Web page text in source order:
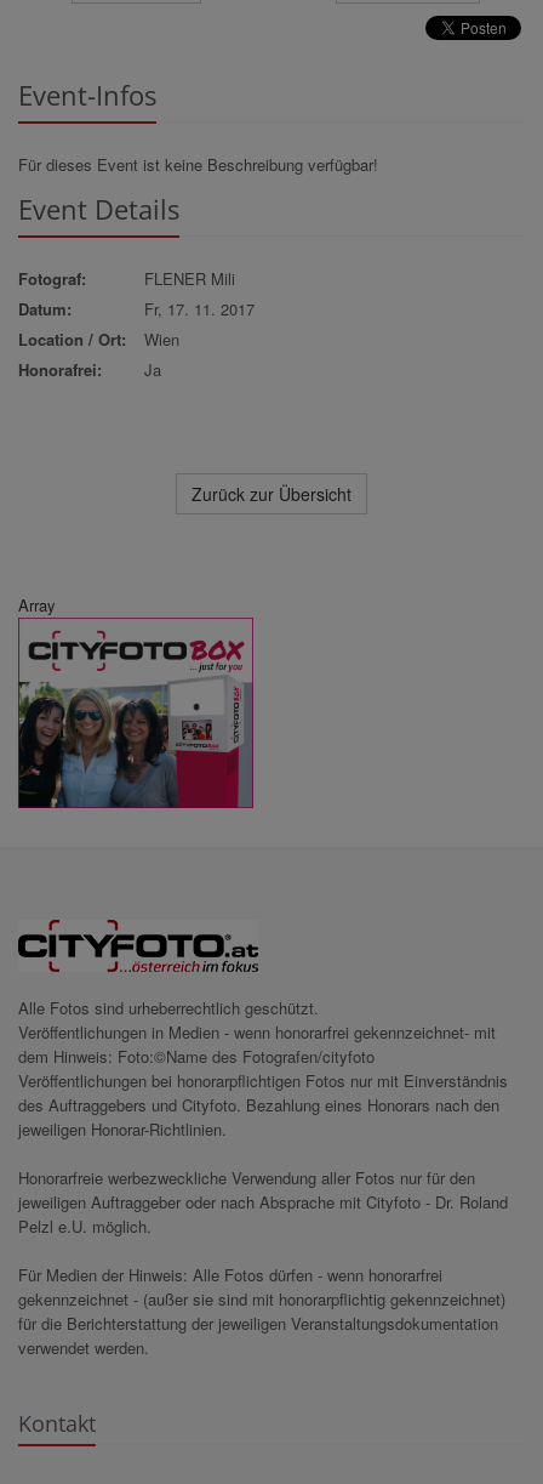
Event-Infos
Für dieses Event ist keine Beschreibung verfügbar!
Event Details
Fotograf:
FLENER Mili
Datum:
Fr, 17. 11. 2017
Location / Ort:
Wien
Honorafrei:
Ja
Zurück zur Übersicht
Array
Alle Fotos sind urheberrechtlich geschützt.
Veröffentlichungen in Medien - wenn honorarfrei gekennzeichnet- mit
dem Hinweis: Foto:©Name des Fotografen/cityfoto
Veröffentlichungen bei honorarpflichtigen Fotos nur mit Einverständnis
des Auftraggebers und Cityfoto. Bezahlung eines Honorars nach den
jeweiligen Honorar-Richtlinien.
Honorarfreie werbezweckliche Verwendung aller Fotos nur für den
jeweiligen Auftraggeber oder nach Absprache mit Cityfoto - Dr. Roland
Pelzl e.U. möglich.
Für Medien der Hinweis: Alle Fotos dürfen - wenn honorarfrei
gekennzeichnet - (außer sie sind mit honorarpflichtig gekennzeichnet)
für die Berichterstattung der jeweiligen Veranstaltungsdokumentation
verwendet werden.
Kontakt